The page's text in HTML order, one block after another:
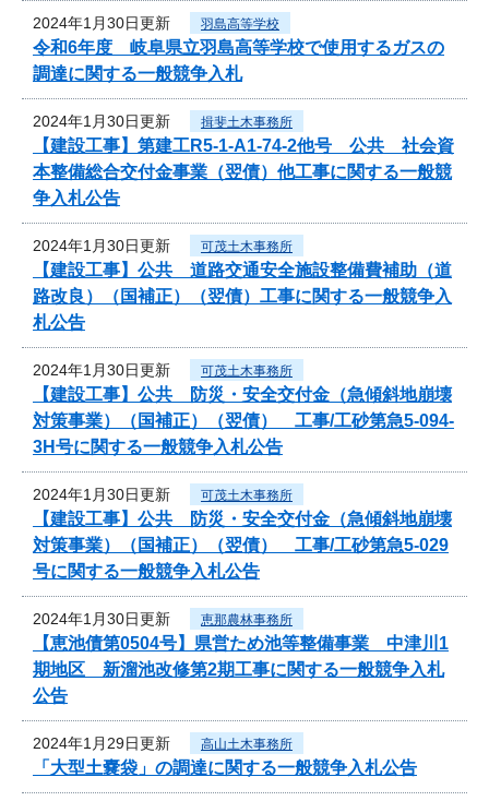
2024年1月30日更新 羽島高等学校
令和6年度 岐阜県立羽島高等学校で使用するガスの
調達に関する一般競争入札
2024年1月30日更新 揖斐土木事務所
【建設工事】第建工R5-1-A1-74-2他号 公共 社会資
本整備総合交付金事業（翌債）他工事に関する一般競
争入札公告
2024年1月30日更新 可茂土木事務所
【建設工事】公共 道路交通安全施設整備費補助（道
路改良）（国補正）（翌債）工事に関する一般競争入
札公告
2024年1月30日更新 可茂土木事務所
【建設工事】公共 防災・安全交付金（急傾斜地崩壊
対策事業）（国補正）（翌債） 工事/工砂第急5-094-
3H号に関する一般競争入札公告
2024年1月30日更新 可茂土木事務所
【建設工事】公共 防災・安全交付金（急傾斜地崩壊
対策事業）（国補正）（翌債） 工事/工砂第急5-029
号に関する一般競争入札公告
2024年1月30日更新 恵那農林事務所
【恵池債第0504号】県営ため池等整備事業 中津川1
期地区 新溜池改修第2期工事に関する一般競争入札
公告
2024年1月29日更新 高山土木事務所
「大型土嚢袋」の調達に関する一般競争入札公告